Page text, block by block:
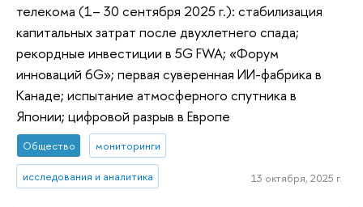
телекома (1– 30 сентября 2025 г.): стабилизация
капитальных затрат после двухлетнего спада;
рекордные инвестиции в 5G FWA; «Форум
инноваций 6G»; первая суверенная ИИ-фабрика в
Канаде; испытание атмосферного спутника в
Японии; цифровой разрыв в Европе
Общество мониторинги
исследования и аналитика 13 октября, 2025 г.